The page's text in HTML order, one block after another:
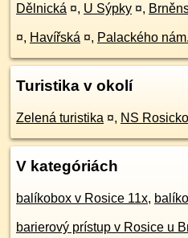
Dělnická ¤, U Sýpky ¤,
¤, Havířská ¤, Palackého nám.
Turistika v okolí
Zelená turistika ¤, NS
V kategóriách
balíkobox v Rosice 11x,
barierový prístup v Rosice u